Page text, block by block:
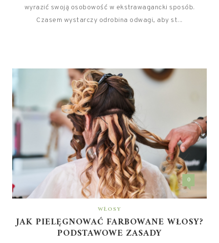
wyrazić swoją osobowość w ekstrawagancki sposób.
Czasem wystarczy odrobina odwagi, aby st...
0
WŁOSY
JAK PIELĘGNOWAĆ FARBOWANE WŁOSY?
PODSTAWOWE ZASADY